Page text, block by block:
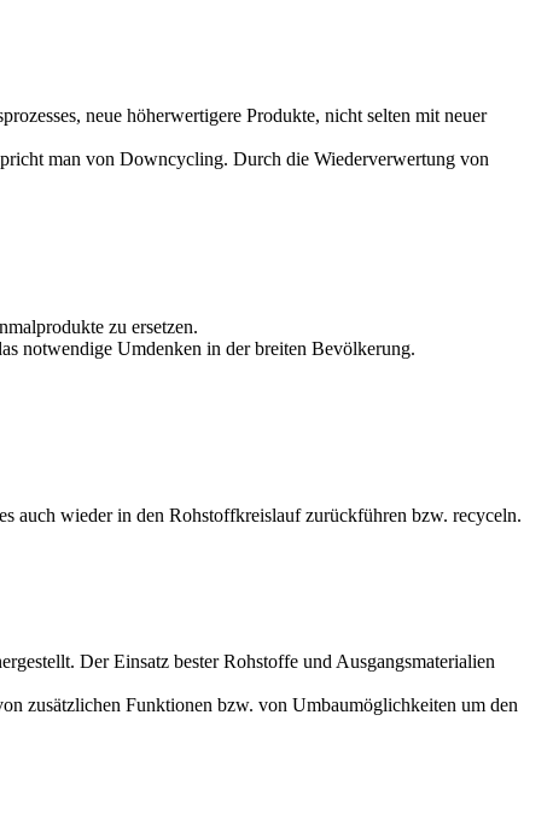
neue höherwertigere Produkte, nicht selten mit neuer
man von Downcycling. Durch die Wiederverwertung von
zu ersetzen.
notwendige Umdenken in der breiten Bevölkerung.
auch wieder in den Rohstoffkreislauf zurückführen bzw. recyceln.
Der Einsatz bester Rohstoffe und Ausgangsmaterialien
zusätzlichen Funktionen bzw. von Umbaumöglichkeiten um den